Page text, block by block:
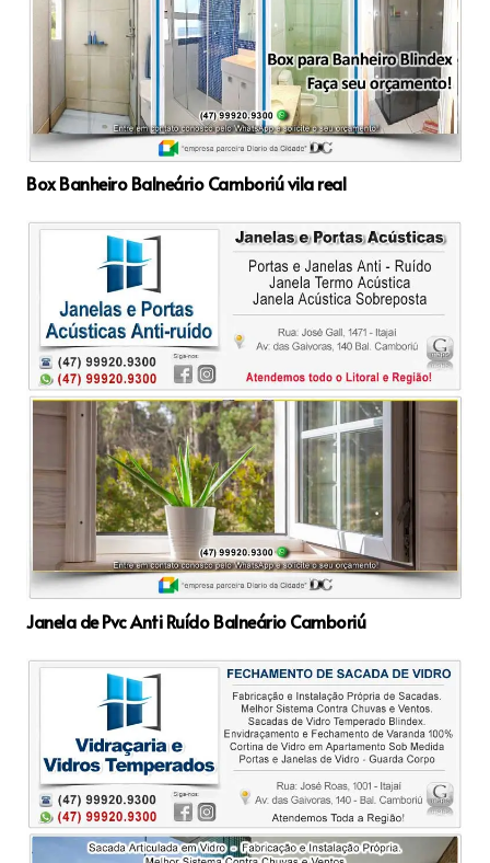
Box Banheiro Balneário Camboriú vila real
Janela de Pvc Anti Ruído Balneário Camboriú